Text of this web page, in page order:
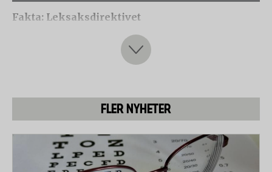
Fakta: Leksaksdirektivet
I EU:s leksaksdirektiv finns gränsvärden för hur
mycket nitrosaminer (0,05 mg/kg) och nitroserbara
ämnen (1 mg/kg) som får läcka ut från leksaker.
eller leksaker som är avsedda att stoppas i munnen.
Alla leksaker som har satts ut på EU-marknaden
efter den 20 juli 2013 måste uppfylla
kemikaliekraven i leksaksdirektivet. Om en grossist
eller återförsäljare har varor kvar i lager som köpts
FLER NYHETER